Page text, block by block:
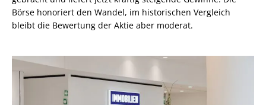
Börse honoriert den Wandel, im historischen Vergleich
bleibt die Bewertung der Aktie aber moderat.